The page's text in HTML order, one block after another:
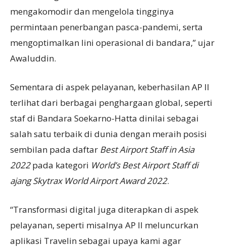
mengakomodir dan mengelola tingginya
permintaan penerbangan pasca-pandemi, serta
mengoptimalkan lini operasional di bandara,” ujar
Awaluddin.
Sementara di aspek pelayanan, keberhasilan AP II
terlihat dari berbagai penghargaan global, seperti
staf di Bandara Soekarno-Hatta dinilai sebagai
salah satu terbaik di dunia dengan meraih posisi
sembilan pada daftar Best Airport Staff in Asia
2022pada kategori World’s Best Airport Staff di
ajang Skytrax World Airport Award 2022.
“Transformasi digital juga diterapkan di aspek
pelayanan, seperti misalnya AP II meluncurkan
aplikasi Travelin sebagai upaya kami agar